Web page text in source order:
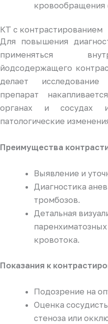
КТ с контрастированием
Для повышения
применяться
йодсодержащего
делает
препарат
органах и сосудах
патологические
Преимущества
Выявление и
Диагностика
тромбозов.
Детальная
кровотока.
Показания к
Подозрение на
Оценка
стеноза или